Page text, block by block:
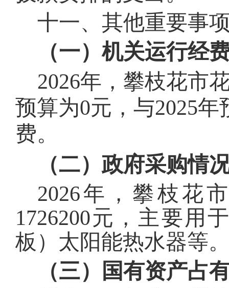
十一、其他重要事
（一）机关运行经
2026年， 攀枝花市
预算为0元， 与2025年
费。
（二）政府采购情
2026年， 攀枝花
1726200元，主要用
板）太阳能热水器等
（三）国有资产占